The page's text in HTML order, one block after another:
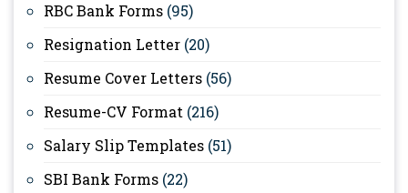
RBC Bank Forms (95)
Resignation Letter (20)
Resume Cover Letters (56)
Resume-CV Format (216)
Salary Slip Templates (51)
SBI Bank Forms (22)